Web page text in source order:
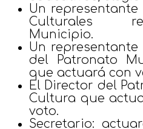
Un representante
Culturales
Municipio.
Un
del Patronato
que actuará con
El Director del
Cultura que
voto.
Secretario: